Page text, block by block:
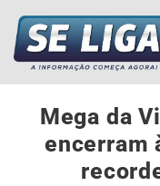
Mega da
encerram